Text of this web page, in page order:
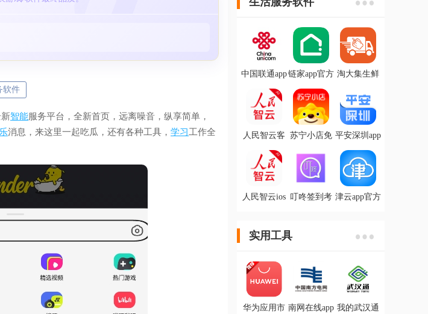
软件
智能服务平台，全新首页，远离噪音，纵享简单，
消息，来这里一起吃瓜，还有各种工具， 学习 工作全
中国联通app链家app官方 淘大集生鲜
新版
人民智云客 苏宁小店免
app
平安深圳app
人民智云ios 叮咚签到考 津云app官方
实用工具
华为应用市 南网在线app 我的武汉通